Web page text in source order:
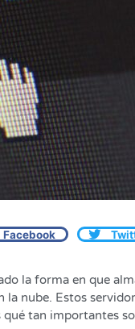
Facebook
la forma en que
la nube. Estos
tan importantes